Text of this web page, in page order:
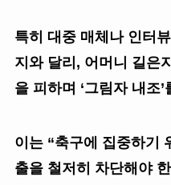
특히 대중 매체나 인터
지와 달리, 어머니 길은
을 피하며 ‘그림자 내조
이는 “축구에 집중하기
출을 철저히 차단해야